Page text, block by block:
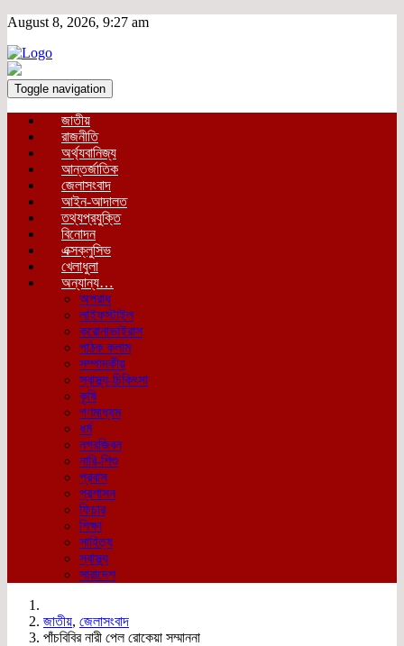
August 8, 2026, 9:27 am
Toggle navigation
জাতীয়
রাজনীতি
অর্থ্যবানিজ্য
আন্তর্জাতিক
জেলাসংবাদ
আইন-আদালত
তথ্যপ্রযুক্তি
বিনোদন
এক্সক্লুসিভ
খেলাধুলা
অন্যান্য…
অপরাধ
লাইফস্টাইল
করোনাভাইরাস
পাঠক কলাম
সম্পাদকীয়
স্বাস্থ্য-চিকিৎসা
কৃষি
গণমাধ্যম
ধর্ম
নগরজিবন
নারি-শিশু
প্রবাস
প্রশাসন
ফিচার
শিক্ষা
সাহিত্য
স্বাস্থ্য
সারাদেশ
জাতীয়, জেলাসংবাদ
পাঁচবিবির নারী পেল রোকেয়া সম্মাননা